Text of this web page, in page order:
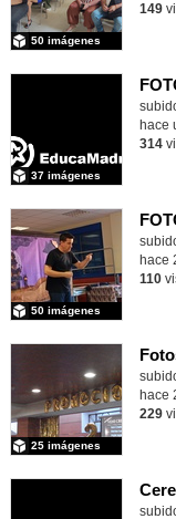
50 imágenes
149
37 imágenes
hace
314
50 imágenes
hace
110
25 imágenes
hace
229